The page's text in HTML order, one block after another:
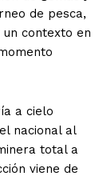
de pesca,
contexto en
a cielo
nacional al
total a
viene de